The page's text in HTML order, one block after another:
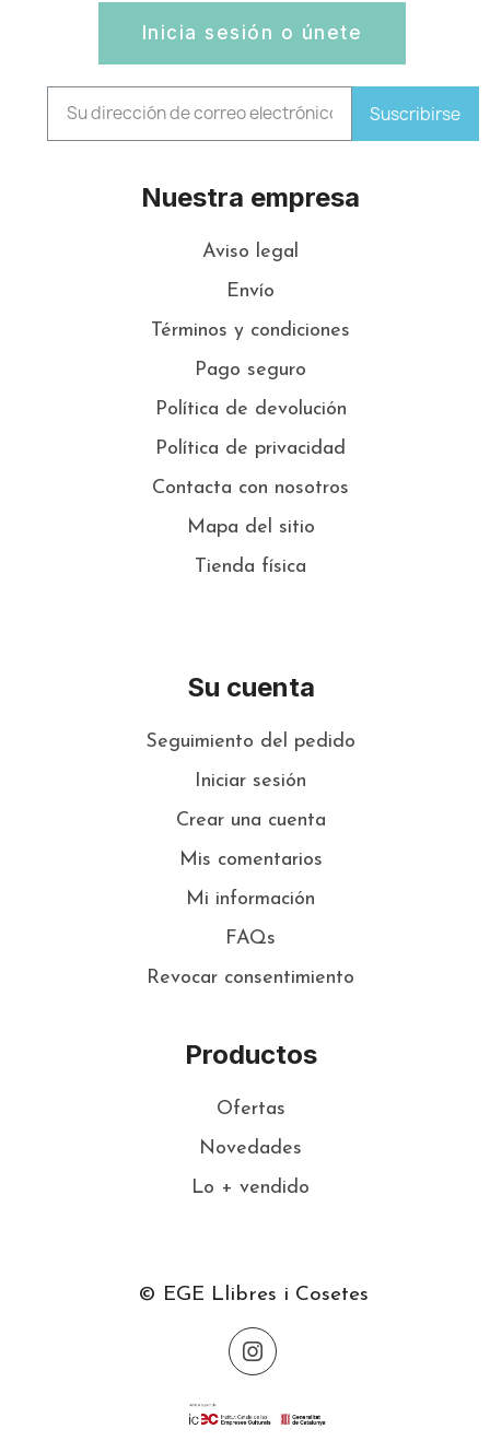
Inicia sesión o únete
Suscribirse
Nuestra empresa
Aviso legal
Envío
Términos y condiciones
Pago seguro
Política de devolución
Política de privacidad
Contacta con nosotros
Mapa del sitio
Tienda física
Su cuenta
Seguimiento del pedido
Iniciar sesión
Crear una cuenta
Mis comentarios
Mi información
FAQs
Revocar consentimiento
Productos
Ofertas
Novedades
Lo + vendido
© EGE Llibres i Cosetes